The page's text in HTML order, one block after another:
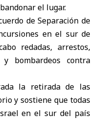
el lugar.
de Separación de
en el sur de
redadas, arrestos,
bombardeos contra
la retirada de las
y sostiene que todas
en el sur del país